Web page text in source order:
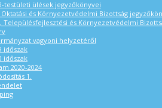
testületi ülések jegyzőkönyvei
Oktatási és Környezetvédelmi Bizottság
Településfejlesztési és Környezetvédelmi
vagyoni helyzetéről
időszak
időszak
2020-2024
1.